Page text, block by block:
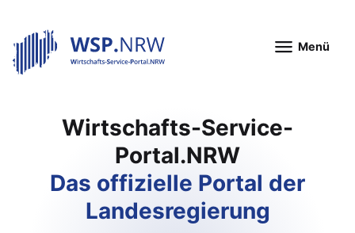
Menü
Wirtschafts-Service-
Portal.NRW
Das offizielle Portal der
Landesregierung